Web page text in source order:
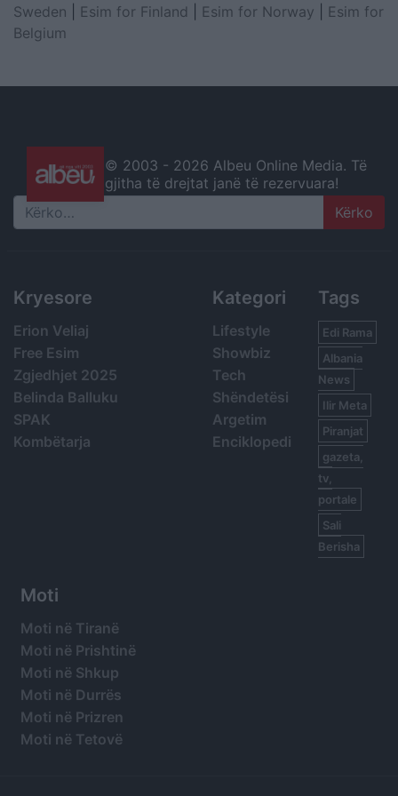
Sweden
Esim for Finland Esim for Norway
Esim for
Belgium
© 2003 - 2026 Albeu Online Media. Të
gjitha të drejtat janë të rezervuara!
Search
Kryesore
Erion Veliaj
Free Esim
Zgjedhjet 2025
Belinda Balluku
SPAK
Kombëtarja
Kategori
Lifestyle
Showbiz
Tech
Shëndetësi
Argetim
Enciklopedi
Tags
Edi Rama
Albania
News
Ilir Meta
Piranjat
gazeta,
tv,
portale
Sali
Berisha
Moti
Moti në Tiranë
Moti në Prishtinë
Moti në Shkup
Moti në Durrës
Moti në Prizren
Moti në Tetovë